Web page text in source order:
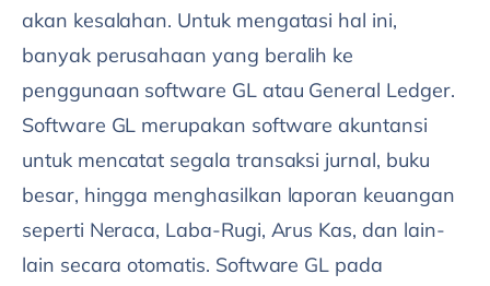
akan kesalahan. Untuk mengatasi hal ini,
banyak perusahaan yang beralih ke
penggunaan software GL atau General Ledger.
Software GL merupakan software akuntansi
untuk mencatat segala transaksi jurnal, buku
besar, hingga menghasilkan laporan keuangan
seperti Neraca, Laba-Rugi, Arus Kas, dan lain-
lain secara otomatis. Software GL pada